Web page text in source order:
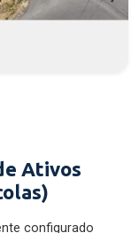
Ativos
configurado